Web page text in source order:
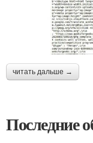
читать дальше →
Последние